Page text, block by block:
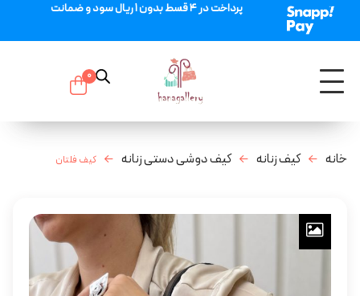
پرداخت در 4 قسط بدون 1 ریال سود و ضمانت
0
خانه کیف زنانه کیف دوشی دستی زنانه کیف فلتان